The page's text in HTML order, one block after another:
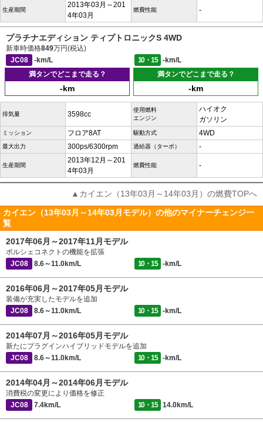
生産期間
2013年03月～201
4年03月
燃費性能 -
プラチナエディション ティプトロニックS 4WD
新車時価格849万円(税込)
JC08
-km/L 10・15
-km/L
満タンでどこまで走る？
-km
満タンでどこまで走る？
-km
排気量 3598cc
使用燃料
エンジン
ハイオク
ガソリン
ミッション フロア8AT 駆動方式 4WD
最大出力 300ps/6300rpm 過給器（ターボ） -
生産期間
2013年12月～201
4年03月
燃費性能 -
▲カイエン（13年03月～14年03月）の燃費TOPへ
カイエン（13年03月～14年03月モデル）の他のマイナーチェンジ一
覧
2017年06月～2017年11月モデル
ポルシェコネクトの機能を拡張
JC08
8.6～11.0km/L 10・15 -km/L
2016年06月～2017年05月モデル
装備が充実したモデルを追加
JC08
8.6～11.0km/L 10・15 -km/L
2014年07月～2016年05月モデル
新たにプラグインハイブリッドモデルを追加
JC08
8.6～11.0km/L 10・15 -km/L
2014年04月～2014年06月モデル
消費税の変更により価格を修正
JC08
7.4km/L 10・15 14.0km/L